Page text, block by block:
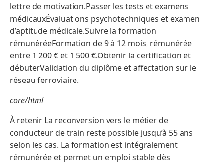
lettre de motivation.Passer les tests et examens
médicauxÉvaluations psychotechniques et examen
d’aptitude médicale.Suivre la formation
rémunéréeFormation de 9 à 12 mois, rémunérée
entre 1 200 € et 1 500 €.Obtenir la certification et
débuterValidation du diplôme et affectation sur le
réseau ferroviaire.
core/html
À retenir La reconversion vers le métier de
conducteur de train reste possible jusqu’à 55 ans
selon les cas. La formation est intégralement
rémunérée et permet un emploi stable dès